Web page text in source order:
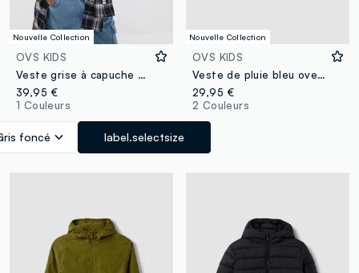
Nouvelle Collection
OVS KIDS
Veste grise à capuche en tissu stretch pour garçon
39,95 €
1 Couleurs
foncé label.selectsize
Nouvelle Collection
OVS KIDS
Veste de pluie bleu oversize avec capuche et zip pour garçon
29,95 €
2 Couleurs